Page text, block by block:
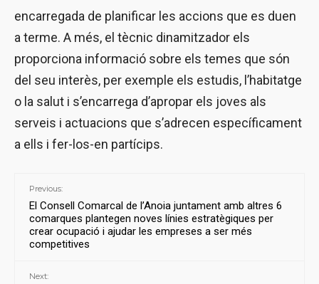
encarregada de planificar les accions que es duen
a terme. A més, el tècnic dinamitzador els
proporciona informació sobre els temes que són
del seu interès, per exemple els estudis, l’habitatge
o la salut i s’encarrega d’apropar els joves als
serveis i actuacions que s’adrecen específicament
a ells i fer-los-en partícips.
Previous:
El Consell Comarcal de l’Anoia juntament amb altres 6
comarques plantegen noves línies estratègiques per
crear ocupació i ajudar les empreses a ser més
competitives
Next: